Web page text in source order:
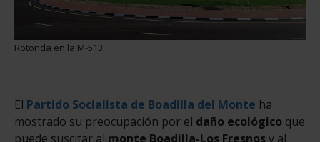
Rotonda en la M-513.
El Partido Socialista de Boadilla del Monte ha
mostrado su preocupación por el daño ecológico que
puede suscitar al monte Boadilla-Los Fresnosy al